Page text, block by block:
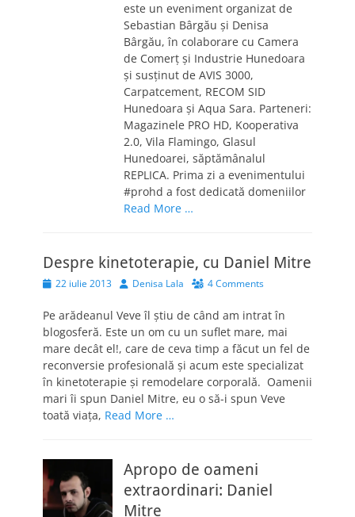
este un eveniment organizat de
Sebastian Bârgău și Denisa
Bârgău, în colaborare cu Camera
de Comerţ şi Industrie Hunedoara
şi susţinut de AVIS 3000,
Carpatcement, RECOM SID
Hunedoara şi Aqua Sara. Parteneri:
Magazinele PRO HD, Kooperativa
2.0, Vila Flamingo, Glasul
Hunedoarei, săptămânalul
REPLICA. Prima zi a evenimentului
#prohd a fost dedicată domeniilor
Read More …
Despre kinetoterapie, cu Daniel Mitre
Posted22 iulie 2013 AuthorDenisa Lala 4 Comments
Pe arădeanul Veve îl ştiu de când am intrat în
blogosferă. Este un om cu un suflet mare, mai
mare decât el!, care de ceva timp a făcut un fel de
reconversie profesională şi acum este specializat
în kinetoterapie şi remodelare corporală. Oamenii
mari îi spun Daniel Mitre, eu o să-i spun Veve
toată viaţa, Read More …
Apropo de oameni
extraordinari: Daniel
Mitre